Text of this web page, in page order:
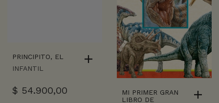
PRINCIPITO, EL
INFANTIL
$ 54.900,00
MI PRIMER GRAN
LIBRO DE